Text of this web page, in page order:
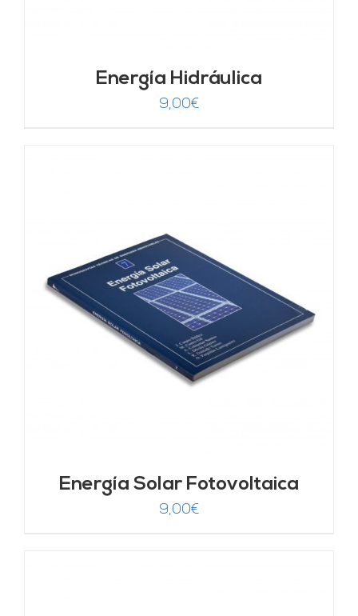
Energía Hidráulica
9,00€
Energía Solar Fotovoltaica
9,00€